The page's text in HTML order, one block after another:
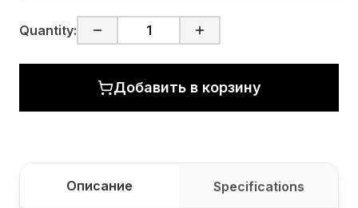
Quantity:
Добавить в корзину
Описание Specifications